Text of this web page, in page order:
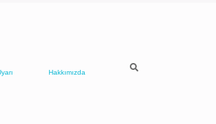
Hakkımızda